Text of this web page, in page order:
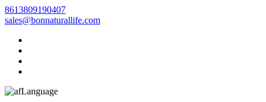
8613809190407
sales@bonnaturallife.com
Language